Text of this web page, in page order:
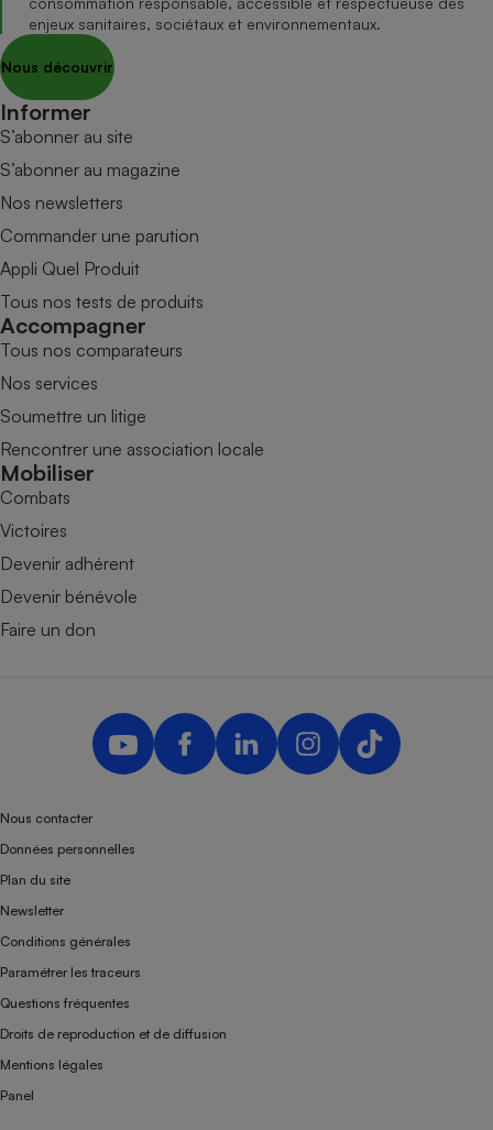
enjeux sanitaires, sociétaux et environnementaux.
Nous découvrir
Informer
S’abonner au site
S’abonner au magazine
Nos newsletters
Commander une parution
Appli Quel Produit
Tous nos tests de produits
Accompagner
Tous nos comparateurs
Nos services
Soumettre un litige
Rencontrer une association locale
Mobiliser
Combats
Victoires
Devenir adhérent
Devenir bénévole
Faire un don
Nous contacter
Données personnelles
Plan du site
Newsletter
Conditions générales
Paramétrer les traceurs
Questions fréquentes
Droits de reproduction et de diffusion
Mentions légales
Panel